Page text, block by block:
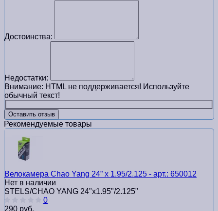
Достоинства:
Недостатки:
Внимание: HTML не поддерживается! Используйте
обычный текст!
Оставить отзыв
Рекомендуемые товары
Велокамера Chao Yang 24” x 1.95/2.125 - арт.: 650012
Нет в наличии
STELS/CHAO YANG 24"x1.95"/2.125"
0
290 руб.